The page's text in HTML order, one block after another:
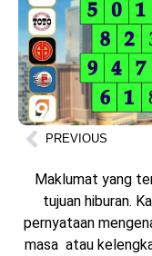
PREVIOUS
Maklumat yang
tujuan hiburan.
pernyataan
masa atau